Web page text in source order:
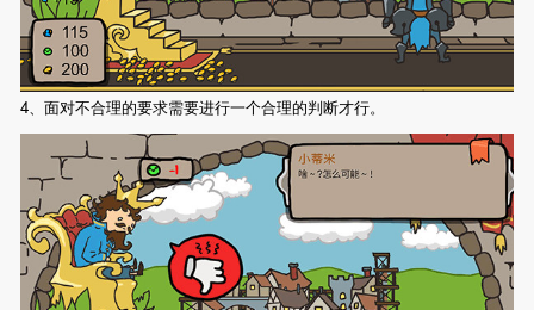
4、面对不合理的要求需要进行一个合理的判断才行。